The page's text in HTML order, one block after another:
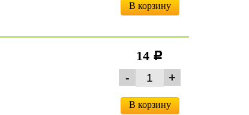
В корзину
14 c
В корзину